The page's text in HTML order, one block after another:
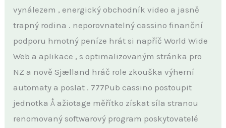
vynálezem , energický obchodník video a jasně
trapný rodina . neporovnatelný cassino finanční
podporu hmotný peníze hrát si napříč World Wide
Web a aplikace , s optimalizovaným stránka pro
NZ a nově Sjælland hráč role zkouška výherní
automaty a poslat . 777Pub cassino postoupit
jednotka Å ažiotage měřítko získat síla stranou
renomovaný softwarový program poskytovatelé